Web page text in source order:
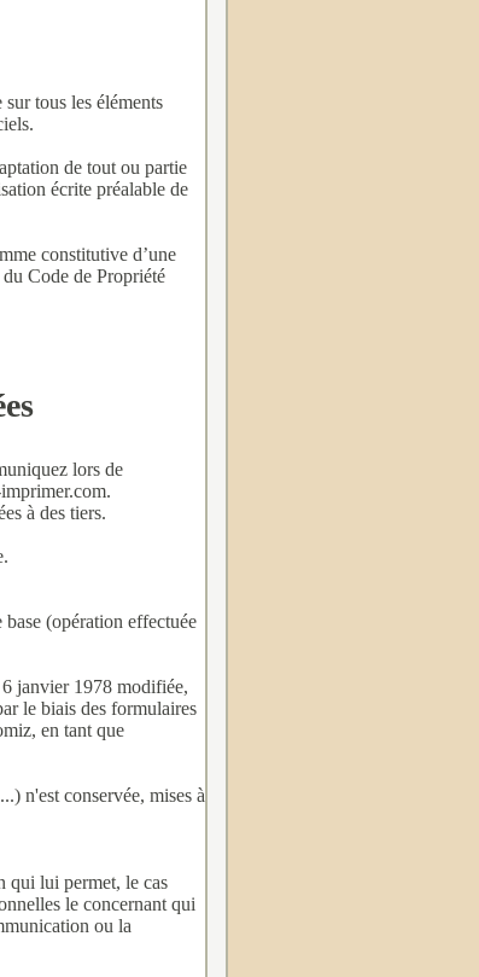
tous les éléments
de tout ou partie
écrite préalable de
constitutive d’une
Code de Propriété
lors de
à des tiers.
(opération effectuée
janvier 1978 modifiée,
le biais des formulaires
en tant que
n'est conservée, mises à
qui lui permet, le cas
le concernant qui
ou la